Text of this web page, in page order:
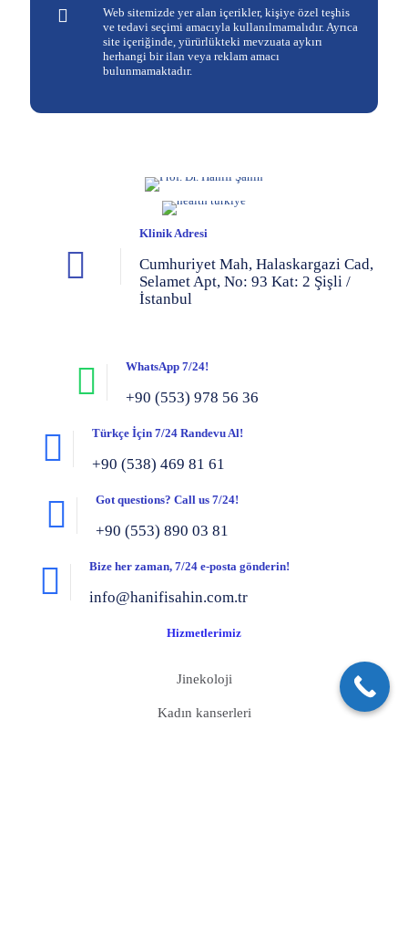
Web sitemizde yer alan içerikler, kişiye özel teşhis
ve tedavi seçimi amacıyla kullanılmamalıdır. Ayrıca
site içeriğinde, yürürlükteki mevzuata aykırı
herhangi bir ilan veya reklam amacı
bulunmamaktadır.
Klinik Adresi
Cumhuriyet Mah, Halaskargazi Cad,
Selamet Apt, No: 93 Kat: 2 Şişli /
İstanbul
WhatsApp 7/24!
+90 (553) 978 56 36
Türkçe İçin 7/24 Randevu Al!
+90 (538) 469 81 61
Got questions? Call us 7/24!
+90 (553) 890 03 81
Bize her zaman, 7/24 e-posta gönderin!
info@hanifisahin.com.tr
Hizmetlerimiz
Jinekoloji
Kadın kanserleri